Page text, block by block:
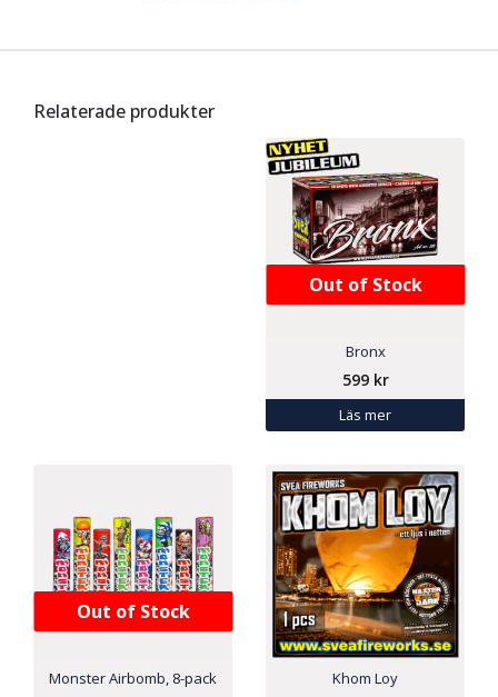
Relaterade produkter
Out of Stock
Bronx
599 kr
Läs mer
Out of Stock
Monster Airbomb, 8-pack Khom Loy